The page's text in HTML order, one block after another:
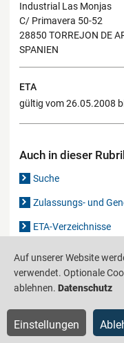
Industrial Las Monjas
C/ Primavera 50-52
28850 TORREJON DE
SPANIEN
ETA
gültig vom 26.05.2008
Auch in dieser
Suche
Zulassungs- und
ETA-Verzeichnisse
Produktinformationsstelle
Barrierefreiheit
Auf unserer Website
verwendet. Optionale
ablehnen. Datenschutz
Einstellungen